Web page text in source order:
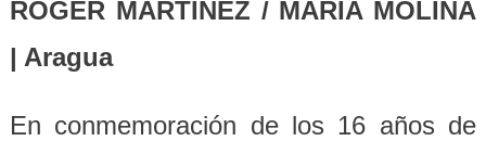
ROGER MARTÍNEZ / MARÍA MOLINA
| Aragua
En conmemoración de los 16 años de